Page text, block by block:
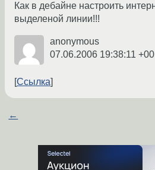
Как в дебайне настроить
выделеной линии!!!
anonymous
07.06.2006 19:38:11
Ссылка
←